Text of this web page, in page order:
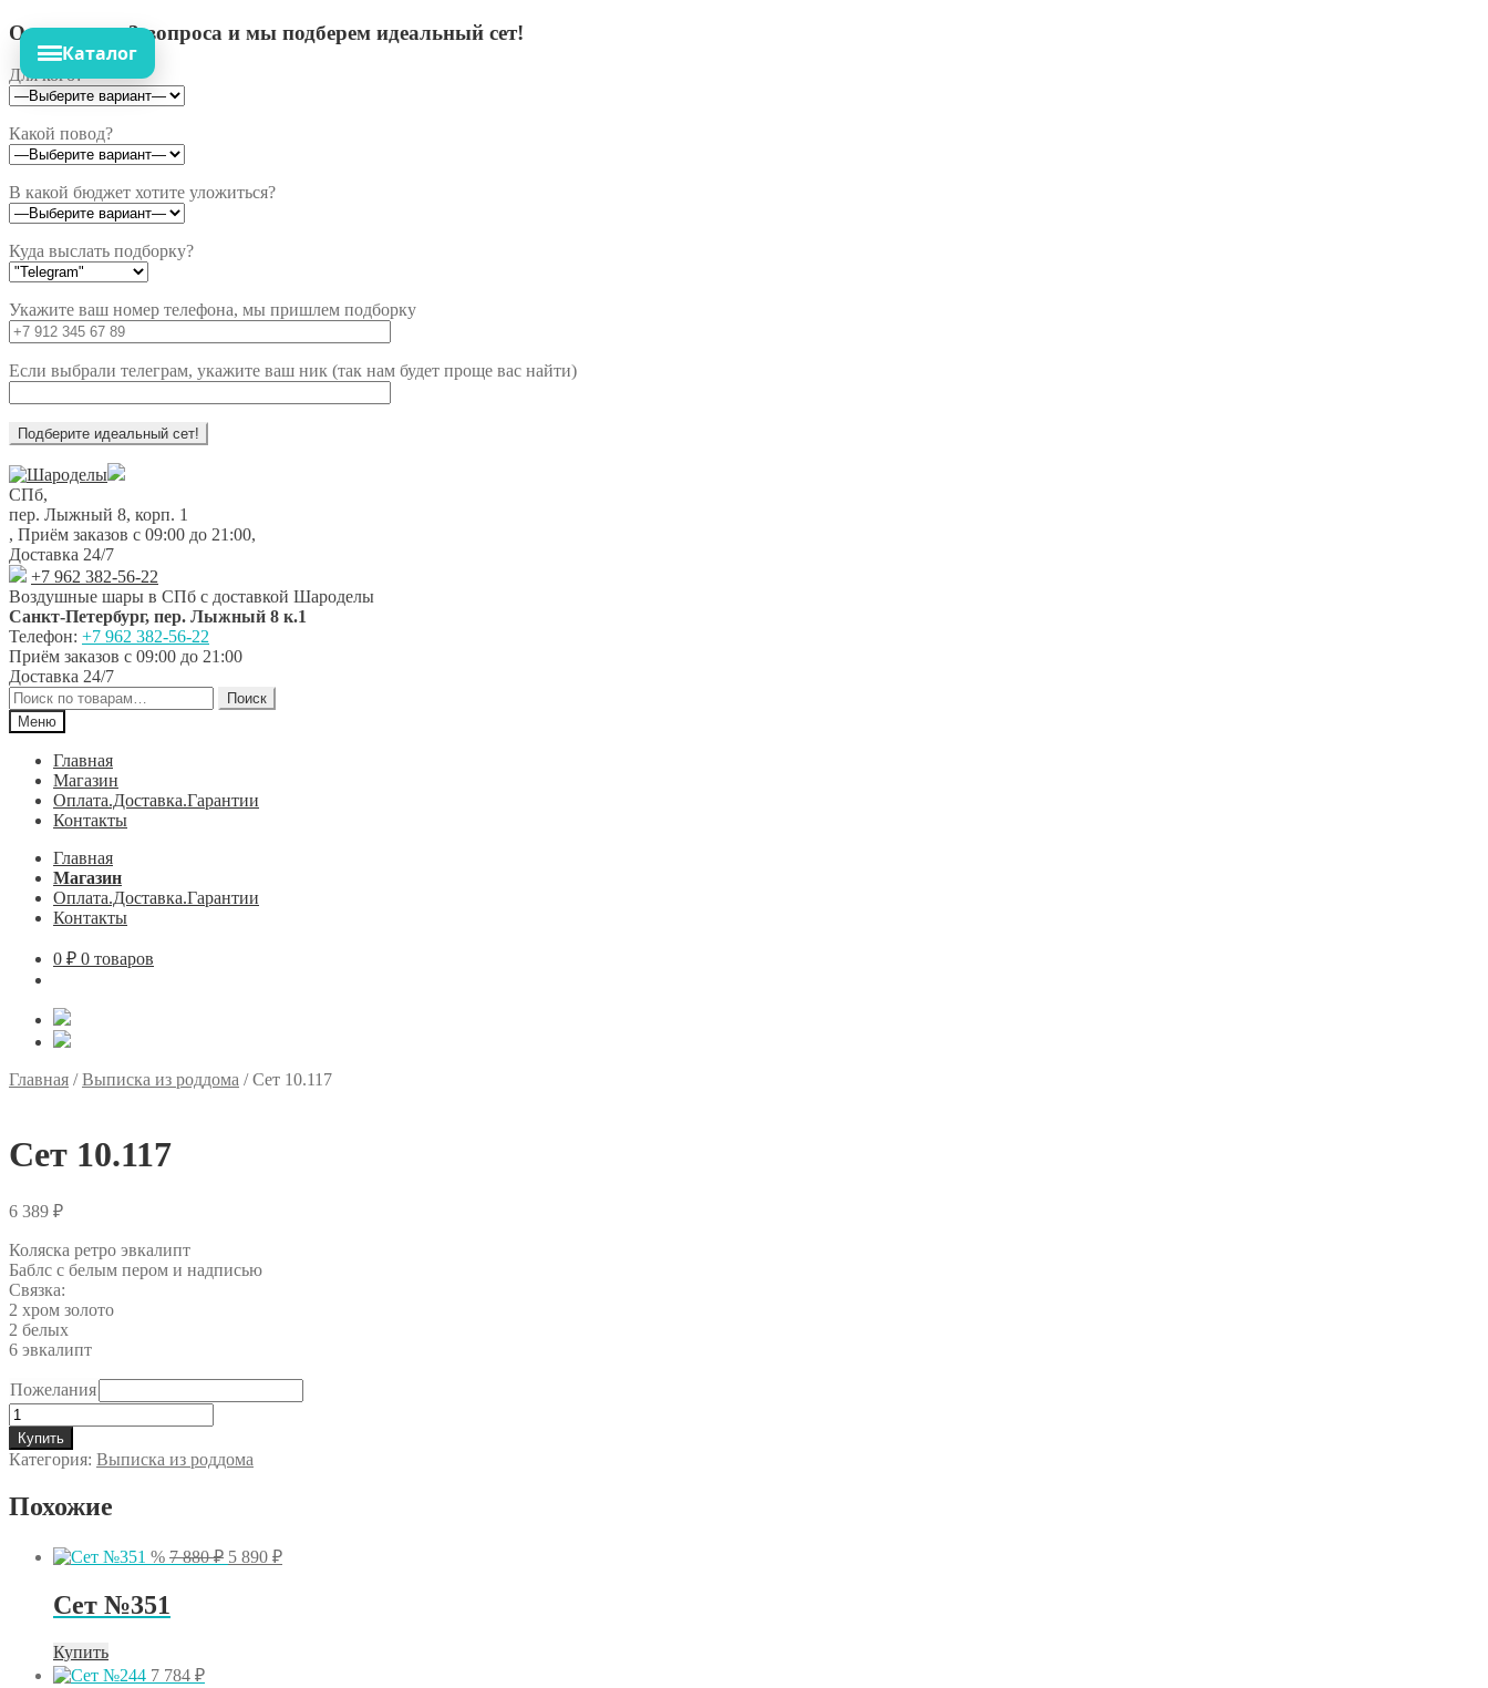
Ответьте на 3 вопроса и мы подберем идеальный сет!
Для кого?
Какой повод?
В какой бюджет хотите уложиться?
Куда выслать подборку?
Укажите ваш номер телефона, мы пришлем подборку
Если выбрали телеграм, укажите ваш ник (так нам будет проще вас найти)
Перейти
к
навигации
Перейти
к
содержимому
СПб,
пер. Лыжный 8, корп. 1
, Приём заказов с 09:00 до 21:00,
Доставка 24/7
+7 962 382-56-22
Воздушные шары в СПб с доставкой Шароделы
Санкт-Петербург, пер. Лыжный 8 к.1
Телефон: +7 962 382-56-22
Приём заказов с 09:00 до 21:00
Доставка 24/7
Искать:
Поиск
Меню
Главная
Магазин
Оплата.Доставка.Гарантии
Контакты
Главная
Магазин
Оплата.Доставка.Гарантии
Контакты
0 ₽ 0 товаров
Каталог
Главная /Выписка из роддома /Сет 10.117
Сет 10.117
6 389 ₽
Коляска ретро эвкалипт
Баблс с белым пером и надписью
Связка:
2 хром золото
2 белых
6 эвкалипт
Пожелания
Количество
товара
Сет
10.117
Купить
Категория: Выписка из роддома
Похожие
% 7 880₽ Первоначальная
5 890 ₽Текущая
Сет №351
Купить
7 784 ₽